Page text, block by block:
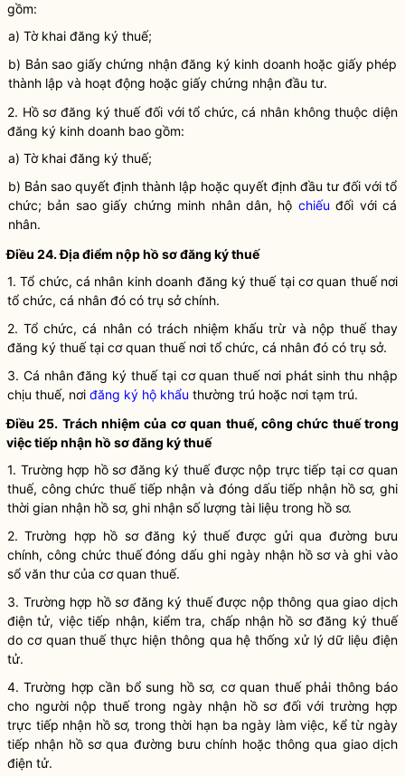
gồm:
a) Tờ khai đăng ký thuế;
b) Bản sao giấy chứng nhận đăng ký kinh doanhhoặc giấy phép
thành lập và hoạt động hoặc giấy chứng nhận đầu tư.
2. Hồ sơ đăng ký thuế đối với tổ chức, cá nhân không thuộc diện
đăng ký kinh doanh bao gồm:
a) Tờ khai đăng ký thuế;
b) Bản sao quyết định thành lập hoặc quyết định đầu tư đối với tổ
chức; bản sao giấy chứng minh nhân dân, hộ chiếu đối với cá
nhân.
Điều 24. Địa điểm nộp hồ sơ đăng ký thuế
1. Tổ chức, cá nhân kinh doanh đăng ký thuế tại cơ quan thuế nơi
tổ chức, cá nhân đó có trụ sở chính.
2. Tổ chức, cá nhân có trách nhiệm khấu trừ và nộp thuế thay
đăng ký thuế tại cơ quan thuế nơi tổ chức, cá nhân đó có trụ sở.
3. Cá nhân đăng ký thuế tại cơ quan thuế nơi phát sinh thu nhập
chịu thuế, nơi đăng ký hộ khẩu thường trú hoặc nơi tạm trú.
Điều 25. Trách nhiệm của cơ quan thuế, công chức thuế trong
việc tiếp nhận hồ sơ đăng ký thuế
1. Trường hợp hồ sơ đăng ký thuế được nộp trực tiếp tại cơ quan
thuế, công chức thuế tiếp nhận và đóng dấu tiếp nhận hồ sơ, ghi
thời gian nhận hồ sơ, ghi nhận số lượng tài liệu trong hồ sơ.
2. Trường hợp hồ sơ đăng ký thuế được gửi qua đường bưu
chính, công chức thuế đóng dấu ghi ngày nhận hồ sơ và ghi vào
sổ văn thư của cơ quan thuế.
3. Trường hợp hồ sơ đăng ký thuế được nộp thông qua giao dịch
điện tử, việc tiếp nhận, kiểm tra, chấp nhận hồ sơ đăng ký thuế
do cơ quan thuế thực hiện thông qua hệ thống xử lý dữ liệu điện
tử.
4. Trường hợp cần bổ sung hồ sơ, cơ quan thuế phải thông báo
cho người nộp thuếtrong ngày nhận hồ sơ đối với trường hợp
trực tiếp nhận hồ sơ, trong thời hạn ba ngày làm việc, kể từ ngày
tiếp nhận hồ sơ qua đường bưu chính hoặc thông qua giao dịch
điện tử.